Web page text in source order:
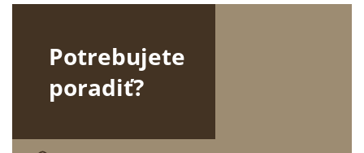
Potrebujete
poradiť?